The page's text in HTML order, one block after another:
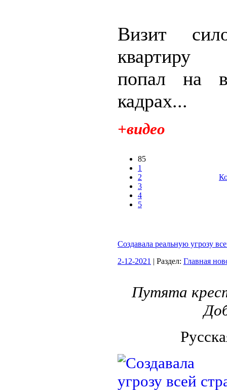
Визит
квартиру
попал на
кадрах...
+видео
85
1
2
3
4
5
Создавала реальную угрозу
2-12-2021 | Раздел: Главная
Путята